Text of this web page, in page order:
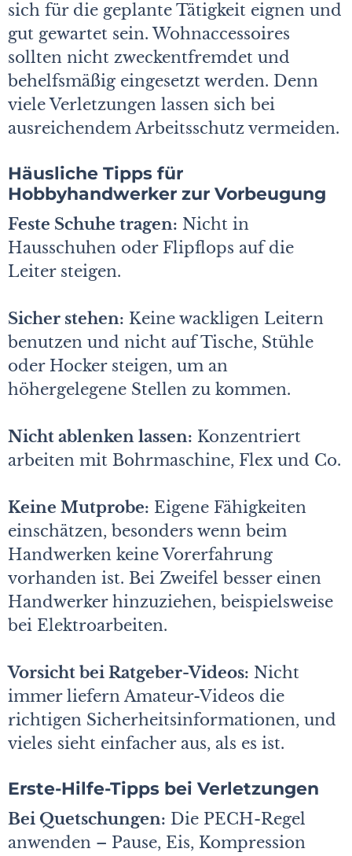
sich für die geplante Tätigkeit eignen und
gut gewartet sein. Wohnaccessoires
sollten nicht zweckentfremdet und
behelfsmäßig eingesetzt werden. Denn
viele Verletzungen lassen sich bei
ausreichendem Arbeitsschutz vermeiden.
Häusliche Tipps für
Hobbyhandwerker zur Vorbeugung
Feste Schuhe tragen: Nicht in
Hausschuhen oder Flipflops auf die
Leiter steigen.
Sicher stehen: Keine wackligen Leitern
benutzen und nicht auf Tische, Stühle
oder Hocker steigen, um an
höhergelegene Stellen zu kommen.
Nicht ablenken lassen: Konzentriert
arbeiten mit Bohrmaschine, Flex und Co.
Keine Mutprobe: Eigene Fähigkeiten
einschätzen, besonders wenn beim
Handwerken keine Vorerfahrung
vorhanden ist. Bei Zweifel besser einen
Handwerker hinzuziehen, beispielsweise
bei Elektroarbeiten.
Vorsicht bei Ratgeber-Videos: Nicht
immer liefern Amateur-Videos die
richtigen Sicherheitsinformationen, und
vieles sieht einfacher aus, als es ist.
Erste-Hilfe-Tipps bei Verletzungen
Bei Quetschungen: Die PECH-Regel
anwenden – Pause, Eis, Kompression